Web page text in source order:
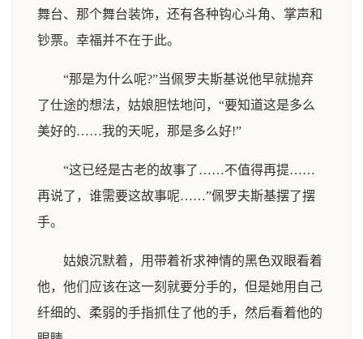
舞台、那个舞台装饰，还有各种钩心斗角、掌声和
钞票。幸福并不在于此。
“那是为什么呢?”当佩罗夫斯基说他早就抛弃
了仕途的想法，姑娘胆怯地问，“要知道这是多么
美好的……我的天呢，那是多么好!”
“这已经是古老的故事了……不值得再提……
再说了，谁需要这故事呢……”佩罗夫斯基摆了摆
手。
姑娘沉默着，用带着祈求神情的黑色双眼看着
他，他们应该在这一刻就要分手的，但是她用自己
纤细的、柔弱的手指抓住了他的手，然后看着他的